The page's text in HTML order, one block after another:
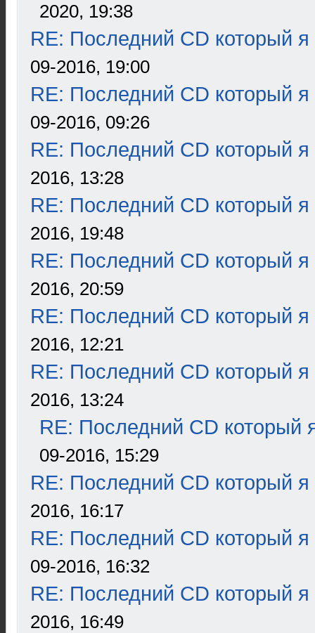
2020, 19:38
RE: Последний CD который я
09-2016, 19:00
RE: Последний CD который я
09-2016, 09:26
RE: Последний CD который я
2016, 13:28
RE: Последний CD который я
2016, 19:48
RE: Последний CD который я
2016, 20:59
RE: Последний CD который я
2016, 12:21
RE: Последний CD который я
2016, 13:24
RE: Последний CD который
09-2016, 15:29
RE: Последний CD который я
2016, 16:17
RE: Последний CD который я
09-2016, 16:32
RE: Последний CD который я
2016, 16:49